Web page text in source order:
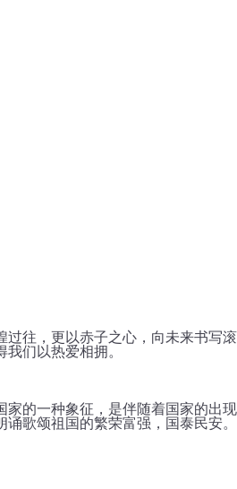
过往，更以赤子之心，向未来书写滚
们以热爱相拥。
家的一种象征，是伴随着国家的出现
歌颂祖国的繁荣富强，国泰民安。